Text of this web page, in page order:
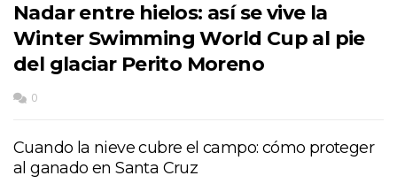
Nadar entre hielos: así se vive la
Winter Swimming World Cup al pie
del glaciar Perito Moreno
0
Cuando la nieve cubre el campo: cómo proteger
al ganado en Santa Cruz